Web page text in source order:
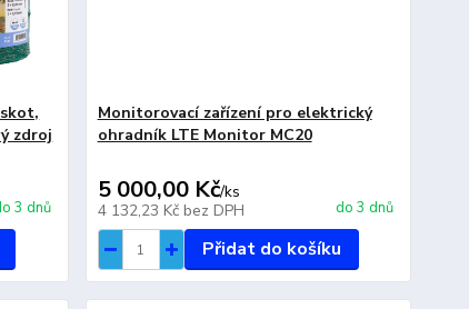
zdroj
3 dnů
Monitorovací zařízení pro elektrický
ohradník LTE Monitor MC20
5 000,00 Kč/ks
4 132,23 Kč bez DPH do 3 dnů
Přidat do košíku